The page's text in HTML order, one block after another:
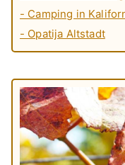
- Camping in
- Opatija Altstadt